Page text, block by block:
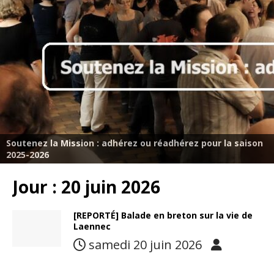
Soutenez la Mission : adhérez ou réadhérez pour la saison
2025-2026
Jour : 20 juin 2026
[REPORTÉ] Balade en breton sur la vie de
Laennec
samedi 20 juin 2026